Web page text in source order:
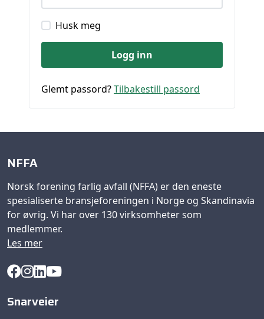
Husk meg
Logg inn
Glemt passord?Tilbakestill passord
NFFA
Norsk forening farlig avfall (NFFA) er den eneste
spesialiserte bransjeforeningen i Norge og Skandinavia
for øvrig. Vi har over 130 virksomheter som
medlemmer.
Les mer
Snarveier